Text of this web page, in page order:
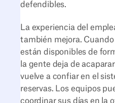
defendibles.
La experiencia del
también mejora. Cuando
están disponibles de
la gente deja de
vuelve a confiar en el
reservas. Los equipos
coordinar sus días en la